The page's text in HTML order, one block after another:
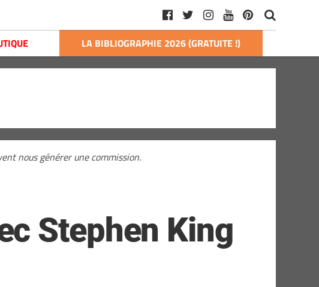
LA BIBLIOGRAPHIE 2026 (GRATUITE !)
nous générer une commission.
Stephen King